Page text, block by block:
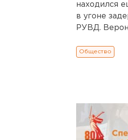
находился
в угоне
РУВД.
Общество